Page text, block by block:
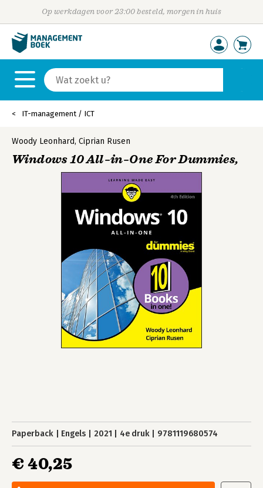
Op werkdagen voor 23:00 besteld, morgen in huis
IT-management / ICT
Woody Leonhard, Ciprian Rusen
Windows 10 All–in–One For Dummies,
Paperback Engels 2021 4e druk 9781119680574
€ 40,25